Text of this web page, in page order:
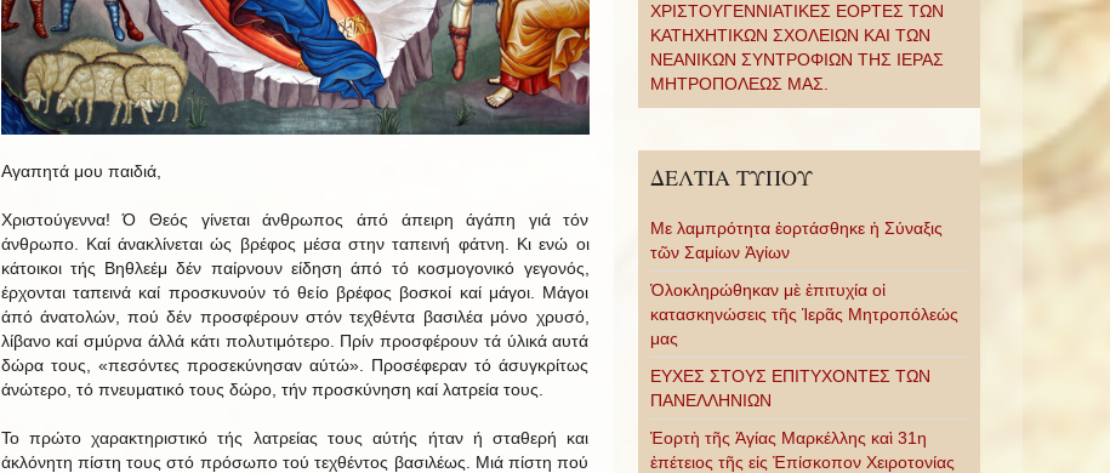
Αγαπητά μου παιδιά,
Χριστούγεννα! Ό Θεός γίνεται άνθρωπος άπό άπειρη άγάπη γιά τόν
άνθρωπο. Καί άνακλίνεται ώς βρέφος μέσα στην ταπεινή φάτνη. Κι ενώ οι
κάτοικοι τής Βηθλεέμ δέν παίρνουν είδηση άπό τό κοσμογονικό γεγονός,
έρχονται ταπεινά καί προσκυνούν τό θείο βρέφος βοσκοί καί μάγοι. Μάγοι
άπό άνατολών, πού δέν προσφέρουν στόν τεχθέντα βασιλέα μόνο χρυσό,
λίβανο καί σμύρνα άλλά κάτι πολυτιμότερο. Πρίν προσφέρουν τά ύλικά αυτά
δώρα τους, «πεσόντες προσεκύνησαν αύτώ». Προσέφεραν τό άσυγκρίτως
άνώτερο, τό πνευματικό τους δώρο, τήν προσκύνηση καί λατρεία τους.
Το πρώτο χαρακτηριστικό τής λατρείας τους αύτής ήταν ή σταθερή και
άκλόνητη πίστη τους στό πρόσωπο τού τεχθέντος βασιλέως. Μιά πίστη πού
ΧΡΙΣΤΟΥΓΕΝΝΙΑΤΙΚΕΣ ΕΟΡΤΕΣ ΤΩΝ
ΚΑΤΗΧΗΤΙΚΩΝ ΣΧΟΛΕΙΩΝ ΚΑΙ ΤΩΝ
ΝΕΑΝΙΚΩΝ ΣΥΝΤΡΟΦΙΩΝ ΤΗΣ ΙΕΡΑΣ
ΜΗΤΡΟΠΟΛΕΩΣ ΜΑΣ.
ΔΕΛΤΙΑ ΤΥΠΟΥ
Με λαμπρότητα ἑορτάσθηκε ἡ Σύναξις
τῶν Σαμίων Ἁγίων
Ὁλοκληρώθηκαν μὲ ἐπιτυχία οἱ
κατασκηνώσεις τῆς Ἱερᾶς Μητροπόλεώς
μας
ΕΥΧΕΣ ΣΤΟΥΣ ΕΠΙΤΥΧΟΝΤΕΣ ΤΩΝ
ΠΑΝΕΛΛΗΝΙΩΝ
Ἑορτὴ τῆς Ἁγίας Μαρκέλλης καὶ 31η
ἐπέτειος τῆς εἰς Ἐπίσκοπον Χειροτονίας